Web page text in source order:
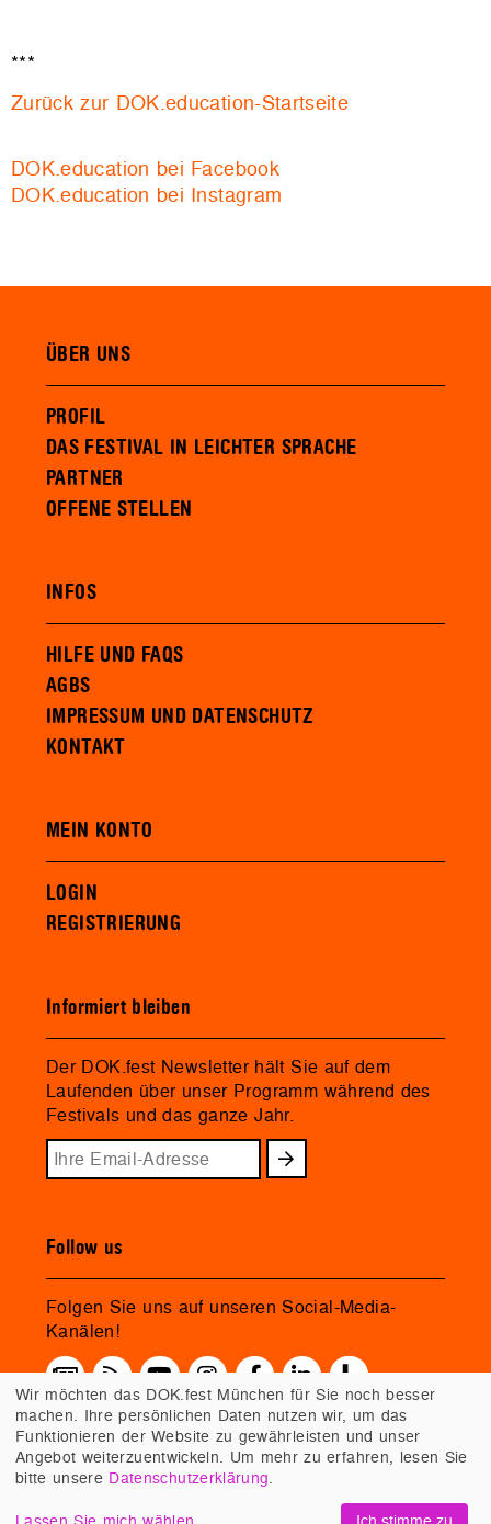
***
Zurück zur DOK.education-Startseite
DOK.education bei Facebook
DOK.education bei Instagram
ÜBER UNS
PROFIL
DAS FESTIVAL IN LEICHTER SPRACHE
PARTNER
OFFENE STELLEN
INFOS
HILFE UND FAQS
AGBS
IMPRESSUM UND DATENSCHUTZ
KONTAKT
MEIN KONTO
LOGIN
REGISTRIERUNG
Informiert bleiben
Der DOK.fest Newsletter hält Sie auf dem
Laufenden über unser Programm während des
Festivals und das ganze Jahr.
Follow us
Folgen Sie uns auf unseren Social-Media-
Kanälen!
Wir möchten das DOK.fest München für Sie noch besser
machen. Ihre persönlichen Daten nutzen wir, um das
Funktionieren der Website zu gewährleisten und unser
Angebot weiterzuentwickeln. Um mehr zu erfahren, lesen Sie
bitte unsere Datenschutzerklärung.